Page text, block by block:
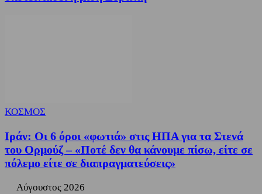
ΚΟΣΜΟΣ
Ιράν: Οι 6 όροι «φωτιά» στις ΗΠΑ για τα Στενά
του Ορμούζ – «Ποτέ δεν θα κάνουμε πίσω, είτε σε
πόλεμο είτε σε διαπραγματεύσεις»
Αύγουστος 2026